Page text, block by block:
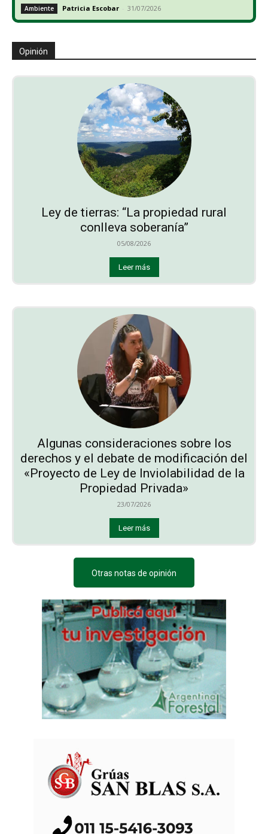
Ambiente Patricia Escobar - 31/07/2026
Opinión
Ley de tierras: “La propiedad rural
conlleva soberanía”
05/08/2026
Leer más
Algunas consideraciones sobre los
derechos y el debate de modificación del
«Proyecto de Ley de Inviolabilidad de la
Propiedad Privada»
23/07/2026
Leer más
Otras notas de opinión